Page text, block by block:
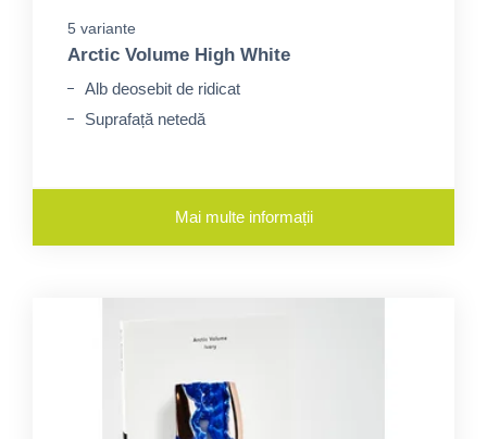
5 variante
Arctic Volume High White
Alb deosebit de ridicat
Suprafață netedă
Mai multe informații